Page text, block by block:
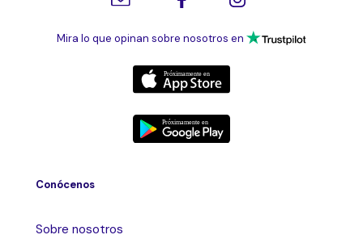
Mira lo que opinan sobre nosotros en
Conócenos
Sobre nosotros